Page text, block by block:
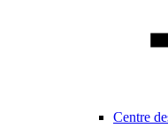
Centre